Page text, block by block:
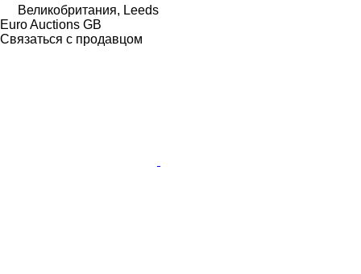
Великобритания, Leeds
Euro Auctions GB
Связаться с продавцом